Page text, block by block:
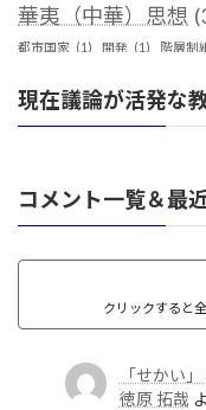
華夷（中華）思想
都市国家 (1) 開発 (1) 階層制
現在議論が活発な
コメント一覧＆最
クリックすると
「せかい
徳原 拓哉